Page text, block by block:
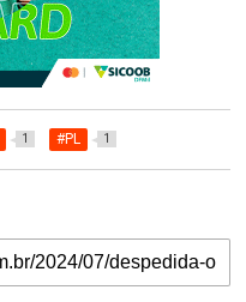
1 #PL 1